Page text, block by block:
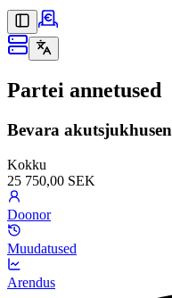
Partei annetused
Bevara akutsjukhusen
Kokku
25 750,00 SEK
Doonor
Muudatused
Arendus